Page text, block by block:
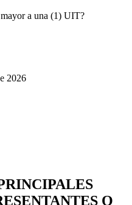
a una (1) UIT?
2026
O